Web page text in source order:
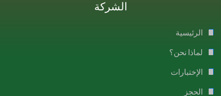
الشركة
الرئيسية
لماذا نحن؟
الإختبارات
الحجز